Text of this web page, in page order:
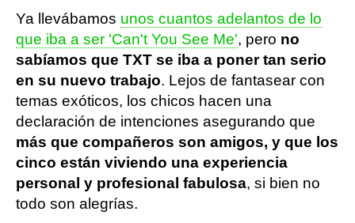
Ya llevábamos unos cuantos adelantos de lo
que iba a ser 'Can't You See Me', pero no
sabíamos que TXT se iba a poner tan serio
en su nuevo trabajo. Lejos de fantasear con
temas exóticos, los chicos hacen una
declaración de intenciones asegurando que
más que compañeros son amigos, y que los
cinco están viviendo una experiencia
personal y profesional fabulosa, si bien no
todo son alegrías.